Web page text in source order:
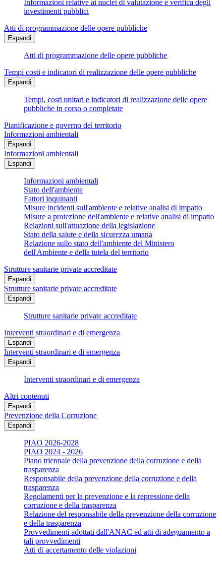
Informazioni relative ai nuclei di valutazione e verifica degli
investimenti pubblici
Atti di programmazione delle opere pubbliche
Espandi
Atti di programmazione delle opere pubbliche
Tempi costi e indicatori di realizzazione delle opere pubbliche
Espandi
Tempi, costi unitari e indicatori di realizzazione delle opere
pubbliche in corso o completate
Pianificazione e governo del territorio
Informazioni ambientali
Espandi
Informazioni ambientali
Espandi
Informazioni ambientali
Stato dell'ambiente
Fattori inquinanti
Misure incidenti sull'ambiente e relative analisi di impatto
Misure a protezione dell'ambiente e relative analisi di impatto
Relazioni sull'attuazione della legislazione
Stato della salute e della sicurezza umana
Relazione sullo stato dell'ambiente del Ministero
dell'Ambiente e della tutela del territorio
Strutture sanitarie private accreditate
Espandi
Strutture sanitarie private accreditate
Espandi
Strutture sanitarie private accreditate
Interventi straordinari e di emergenza
Espandi
Interventi straordinari e di emergenza
Espandi
Interventi straordinari e di emergenza
Altri contenuti
Espandi
Prevenzione della Corruzione
Espandi
PIAO 2026-2028
PIAO 2024 - 2026
Piano triennale della prevenzione della corruzione e della
trasparenza
Responsabile della prevenzione della corruzione e della
trasparenza
Regolamenti per la prevenzione e la repressione della
corruzione e della trasparenza
Relazione del responsabile della prevenzione della corruzione
e della trasparenza
Provvedimenti adottati dall'ANAC ed atti di adeguamento a
tali provvedimenti
Atti di accertamento delle violazioni